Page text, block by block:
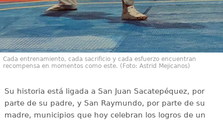
Cada entrenamiento, cada sacrificio y cada esfuerzo encuentran
recompensa en momentos como este. (Foto: Astrid Mejicanos)
Su historia está ligada a San Juan Sacatepéquez, por
parte de su padre, y San Raymundo, por parte de su
madre, municipios que hoy celebran los logros de un